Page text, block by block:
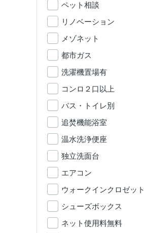
ペット相談
リノベーション
メゾネット
都市ガス
洗濯機置場有
コンロ２口以上
バス・トイレ別
追焚機能浴室
温水洗浄便座
独立洗面台
エアコン
ウォークインクロゼット
シューズボックス
ネット使用料無料